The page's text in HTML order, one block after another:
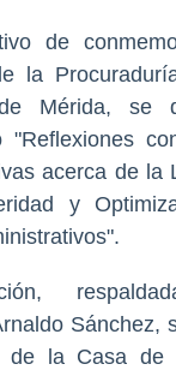
de
la
Mérida, se
"Reflexiones
acerca de la
y
Sánchez,
de la Casa de